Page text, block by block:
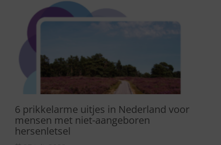
6 prikkelarme uitjes in Nederland voor
mensen met niet-aangeboren
hersenletsel